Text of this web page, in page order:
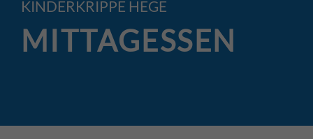
KINDERKRIPPE HEGE
MITTAGESSEN